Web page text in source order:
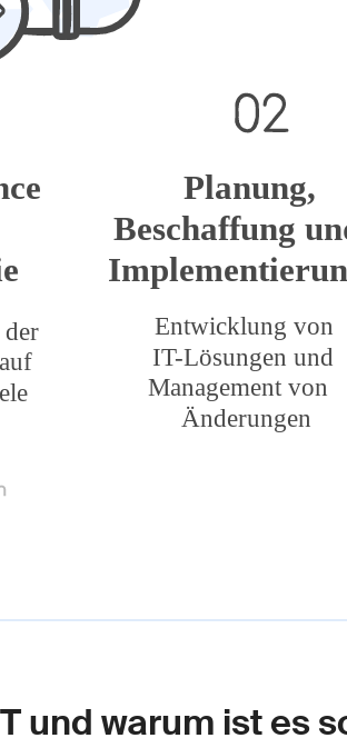
und warum ist es